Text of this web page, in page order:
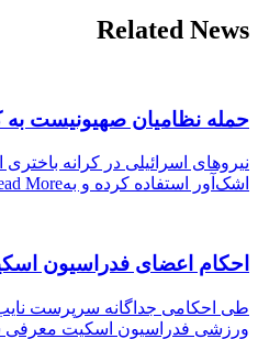
Related News
حمله نظامیان صهیونیست به
نیروهای اسرائیلی در کرانه
اشک‌آور استفاده کرده و بهMore
احکام اعضای فدراسیون
طی احکامی جداگانه سرپرست
ورزشی فدراسیون اسکیت معرفی